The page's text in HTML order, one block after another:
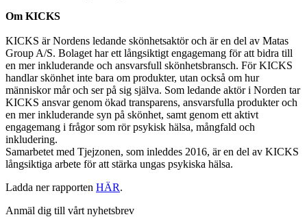
Om KICKS
KICKS är Nordens ledande skönhetsaktör och är en del av Matas
Group A/S. Bolaget har ett långsiktigt engagemang för att bidra till
en mer inkluderande och ansvarsfull skönhetsbransch. För KICKS
handlar skönhet inte bara om produkter, utan också om hur
människor mår och ser på sig själva. Som ledande aktör i Norden tar
KICKS ansvar genom ökad transparens, ansvarsfulla produkter och
en mer inkluderande syn på skönhet, samt genom ett aktivt
engagemang i frågor som rör psykisk hälsa, mångfald och
inkludering.
Samarbetet med Tjejzonen, som inleddes 2016, är en del av KICKS
långsiktiga arbete för att stärka ungas psykiska hälsa.
Ladda ner rapporten HÄR.
Anmäl dig till vårt nyhetsbrev